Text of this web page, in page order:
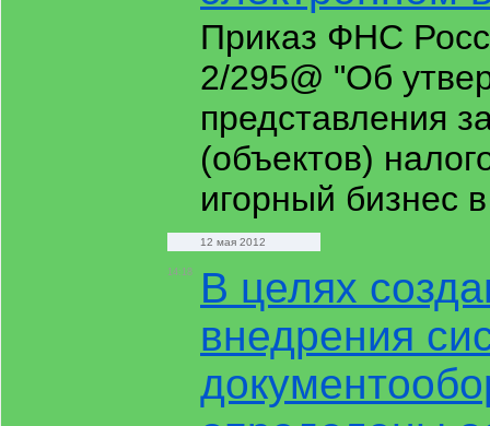
Приказ ФНС
2/295@ "Об
представления
(объектов)
игорный бизнес
12 мая 2012
14:18
В целях
внедрения